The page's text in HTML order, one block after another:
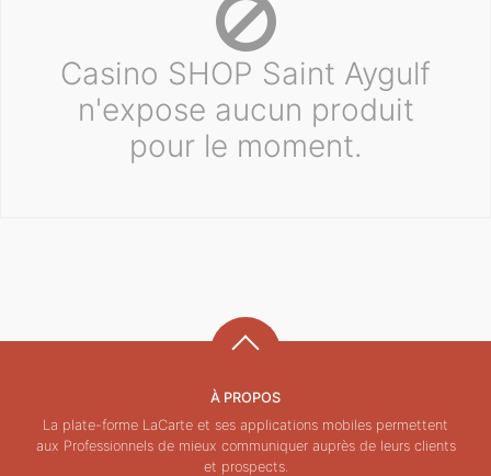
Casino SHOP Saint Aygulf
n'expose aucun produit
pour le moment.
À PROPOS
La plate-forme LaCarte et ses applications mobiles permettent
aux Professionnels de mieux communiquer auprès de leurs clients
et prospects.